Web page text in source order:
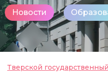
Новости
Тверской